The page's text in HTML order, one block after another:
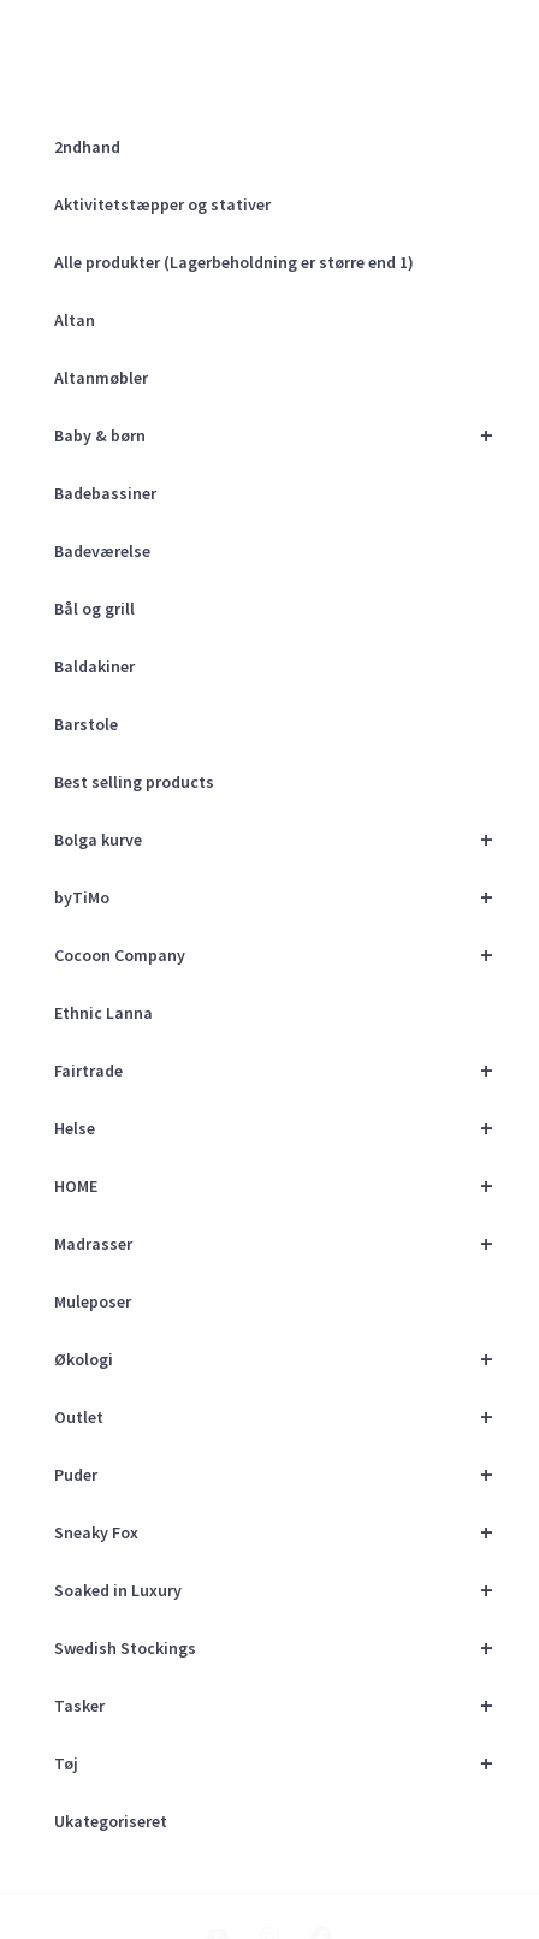
2ndhand
Aktivitetstæpper og stativer
Alle produkter (Lagerbeholdning er større end 1)
Altan
Altanmøbler
+
Baby & børn
Badebassiner
Badeværelse
Bål og grill
Baldakiner
Barstole
Best selling products
+
Bolga kurve
+
byTiMo
+
Cocoon Company
Ethnic Lanna
+
Fairtrade
+
Helse
+
HOME
+
Madrasser
Muleposer
+
Økologi
+
Outlet
+
Puder
+
Sneaky Fox
+
Soaked in Luxury
+
Swedish Stockings
+
Tasker
+
Tøj
Ukategoriseret